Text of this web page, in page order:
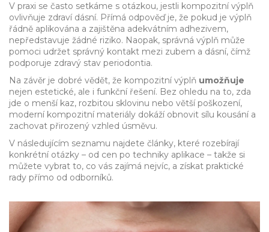
V praxi se často setkáme s otázkou, jestli kompozitní výplň
ovlivňuje zdraví dásní. Přímá odpověď je, že pokud je výplň
řádně aplikována a zajištěna adekvátním adhezivem,
nepředstavuje žádné riziko. Naopak, správná výplň může
pomoci udržet správný kontakt mezi zubem a dásní, čímž
podporuje zdravý stav periodontia.
Na závěr je dobré vědět, že kompozitní výplň umožňuje
nejen estetické, ale i funkční řešení. Bez ohledu na to, zda
jde o menší kaz, rozbitou sklovinu nebo větší poškození,
moderní kompozitní materiály dokáží obnovit sílu kousání a
zachovat přirozený vzhled úsměvu.
V následujícím seznamu najdete články, které rozebírají
konkrétní otázky – od cen po techniky aplikace – takže si
můžete vybrat to, co vás zajímá nejvíc, a získat praktické
rady přímo od odborníků.